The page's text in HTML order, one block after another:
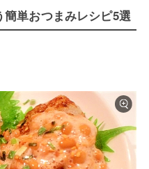
単おつまみレシピ5選